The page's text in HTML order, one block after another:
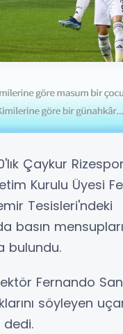
Çaykur
Kurulu Üyesi
Tesisleri'ndeki
basın
bulundu.
Fernando
söyleyen